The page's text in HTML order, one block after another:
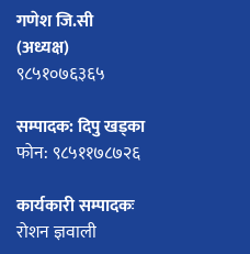
गणेश जि.सी
(अध्यक्ष)
९८५१०७६३६५
सम्पादक: दिपु खड्का
फोन: ९८५११७८७२६
कार्यकारी सम्पादकः
रोशन ज्ञवाली